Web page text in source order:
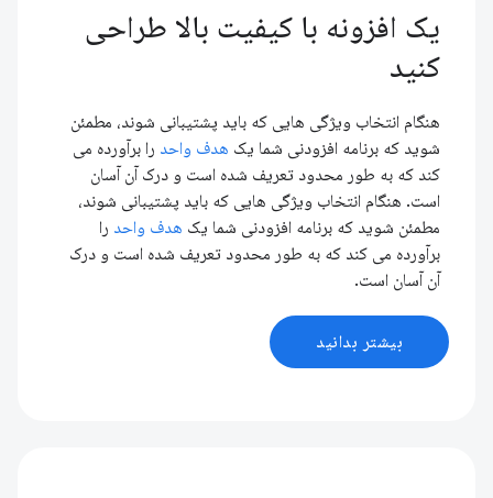
یک افزونه با کیفیت بالا طراحی
کنید
هنگام انتخاب ویژگی هایی که باید پشتیبانی شوند، مطمئن
شوید که برنامه افزودنی شما یک هدف واحد را برآورده می
کند که به طور محدود تعریف شده است و درک آن آسان
است. هنگام انتخاب ویژگی هایی که باید پشتیبانی شوند،
مطمئن شوید که برنامه افزودنی شما یک هدف واحد را
برآورده می کند که به طور محدود تعریف شده است و درک
آن آسان است.
بیشتر بدانید